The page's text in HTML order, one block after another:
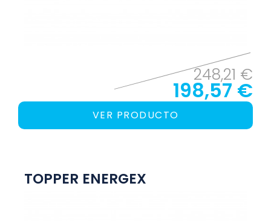
248,21 €
198,57 €
VER PRODUCTO
TOPPER ENERGEX